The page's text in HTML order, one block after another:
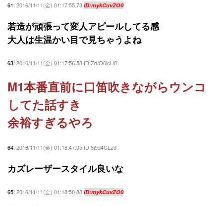
61: 2016/11/11(金) 01:17:55.73 ID:mykCuvZO0
若造が頑張って変人アピールしてる感
大人は生温かい目で見ちゃうよね
63: 2016/11/11(金) 01:17:56.58 ID:Zd/O6lcU0
M1本番直前に口笛吹きながらウンコ
してた話すき
余裕すぎるやろ
64: 2016/11/11(金) 01:18:47.05 ID:8j9d4CLzd
カズレーザースタイル良いな
65: 2016/11/11(金) 01:18:50.88 ID:mykCuvZO0